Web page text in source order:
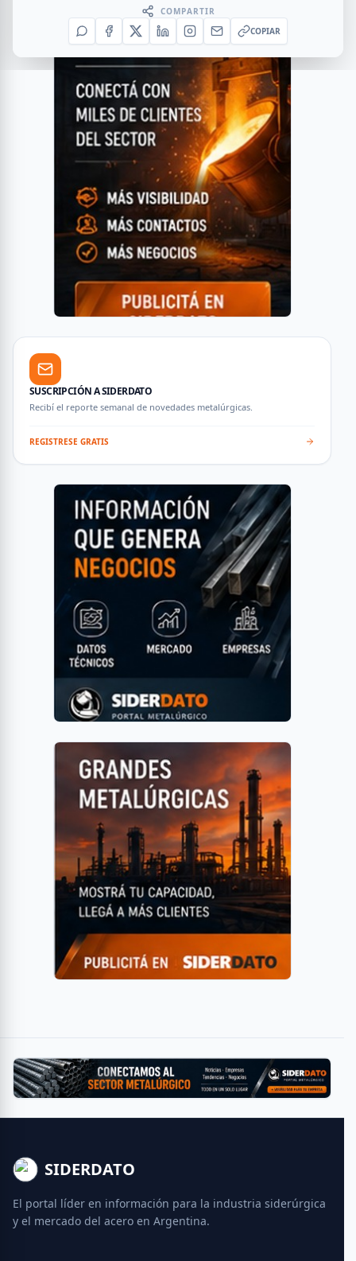
SUSCRIPCIÓN A SIDERDATO
Recibí el reporte semanal de novedades metalúrgicas.
REGISTRESE GRATIS
SIDERDATO
El portal líder en información para la industria siderúrgica
y el mercado del acero en Argentina.
COMPARTIR
COPIAR